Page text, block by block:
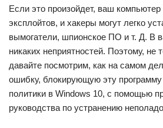
Если это произойдет, ваш
эксплойтов, и хакеры могут легко
вымогатели, шпионское ПО и т. Д. В
никаких неприятностей. Поэтому, не
давайте посмотрим, как на самом
ошибку, блокирующую эту программу
политики в Windows 10, с помощью
руководства по устранению